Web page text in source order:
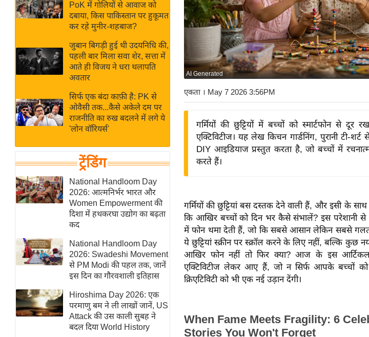
Hindi
Hindi
Videos
बजट
IPL
2026
ई-पेपर
मिसाल बेमिसाल
शख्सियत
यंग इंडिया
साहित्य जगत
ऑटो वर्ल्ड
न्यूज ब्रीफ
मनोरंजन जगत
बॉलीवुड
हॉलीवुड
फिल्म समीक्षा
Breaking
News
लाइफस्टाइल
टेक्नॉलॉजी
PoK में गोलियों से आवाज को
दबाया, किस पाकिस्तान पर हुकूमत
कर रहे मुनीर-शहबाज?
जुबान बिगड़ी हुई थी उदयनिधि की,
पहली बार मिला सवा शेर, सत्ता में
आते ही विजय ने धरा थलापति
अवतार
सिर्फ एक बंदा काफ़ी है: PK से
ओवैसी तक...कैसे अकेले दम पर
राजनीति का रुख बदलने में लगे ये
'लोन वॉरियर्स'
ट्रेंडिंग
National Handloom Day
2026: आत्मनिर्भर भारत और
Women Empowerment की
दिशा में हथकरघा उद्योग का बढ़ता
कद
National Handloom Day
2026: Swadeshi Movement
से PM Modi की पहल तक, जानें
इस दिन का गौरवशाली इतिहास
Hiroshima Day 2026: एक
परमाणु बम ने ली लाखों जानें, US
Attack की उस काली सुबह ने
बदल दिया World History
AI Generated
एकता । May 7 2026 3:56PM
गर्मियों की छुट्टियों में बच्चों को स्मार्टफोन से
एक्टिविटीज। यह लेख किचन गार्डनिंग, पुरानी टी-
DIY आइडियाज प्रस्तुत करता है, जो बच्चों में
करते हैं।
गर्मियों की छुट्टियां बस दस्तक देने वाली हैं, और इसी के साथ
कि आखिर बच्चों को दिन भर कैसे संभालें? इस परेशानी
में फोन थमा देती हैं, जो कि सबसे आसान लेकिन सबसे
ये छुट्टियां स्क्रीन पर स्क्रॉल करने के लिए नहीं, बल्कि कुछ
आखिर फोन नहीं तो फिर क्या? आज के इस
एक्टिविटीज लेकर आए हैं, जो न सिर्फ आपके बच्चों
क्रिएटिविटी को भी एक नई उड़ान देंगी।